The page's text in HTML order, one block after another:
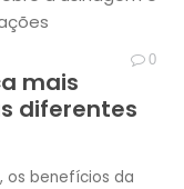
mais
diferentes
0
os benefícios da